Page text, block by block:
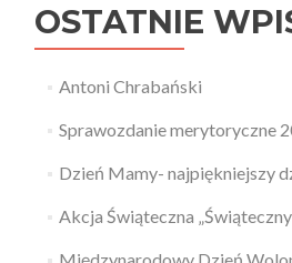
OSTATNIE
Antoni Chrabański
Sprawozdanie merytoryczne
Dzień Mamy- najpiękniejszy
Akcja Świąteczna